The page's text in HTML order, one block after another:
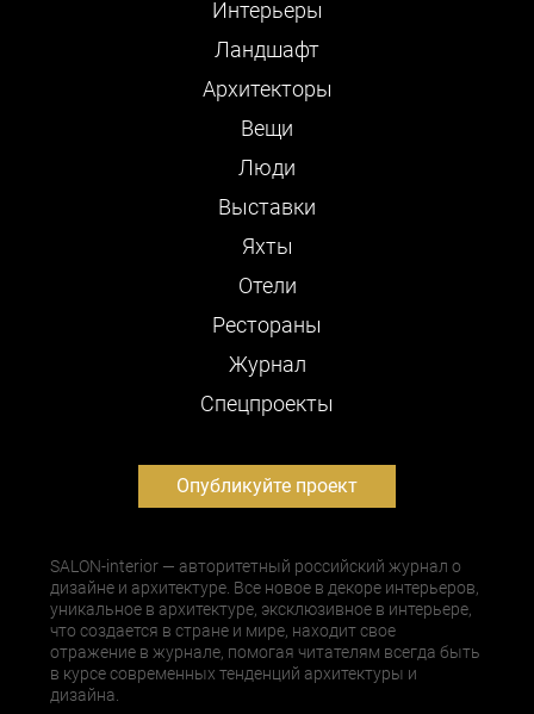
Интерьеры
Ландшафт
Архитекторы
Вещи
Люди
Выставки
Яхты
Отели
Рестораны
Журнал
Cпецпроекты
Опубликуйте проект
SALON-interior — авторитетный российский журнал о
дизайне и архитектуре. Все новое в декоре интерьеров,
уникальное в архитектуре, эксклюзивное в интерьере,
что создается в стране и мире, находит свое
отражение в журнале, помогая читателям всегда быть
в курсе современных тенденций архитектуры и
дизайна.